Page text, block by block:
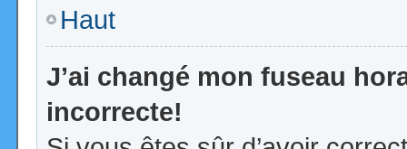
Haut
J’ai changé mon fuseau
incorrecte!